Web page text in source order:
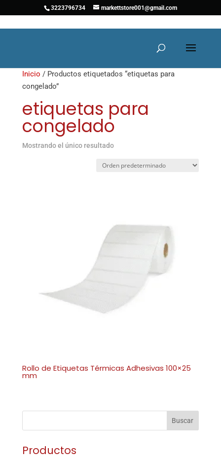
3223796734 markettstore001@gmail.com
Inicio / Productos etiquetados “etiquetas para
congelado”
etiquetas para
congelado
Mostrando el único resultado
Rollo de Etiquetas Térmicas Adhesivas 100×25
mm
Buscar
Productos